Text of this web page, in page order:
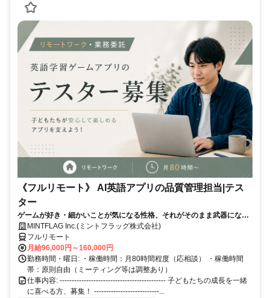
《フルリモート》 AI英語アプリの品質管理担当|テス
ター
ゲームが好き・細かいことが気になる性格、それがそのまま武器になる
仕事です！
MINTFLAG Inc.(ミントフラッグ株式会社)
フルリモート
月給96,000円～160,000円
勤務時間・曜日: ・稼働時間：月80時間程度（応相談） ・稼働時間
帯：原則自由（ミーティング等は調整あり）
仕事内容: -------------------------------------------- 子どもたちの成長を一緒
に喜べる方、募集！ ---------------------------...